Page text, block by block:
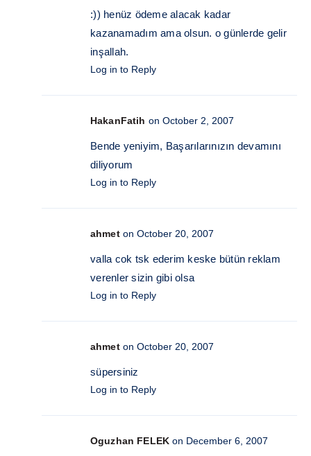
:)) henüz ödeme alacak kadar
kazanamadım ama olsun. o günlerde gelir
inşallah.
Log in to Reply
HakanFatih on October 2, 2007
Bende yeniyim, Başarılarınızın devamını
diliyorum
Log in to Reply
ahmet on October 20, 2007
valla cok tsk ederim keske bütün reklam
verenler sizin gibi olsa
Log in to Reply
ahmet on October 20, 2007
süpersiniz
Log in to Reply
Oguzhan FELEK on December 6, 2007